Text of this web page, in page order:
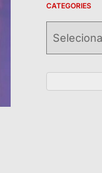
CATEGORIES